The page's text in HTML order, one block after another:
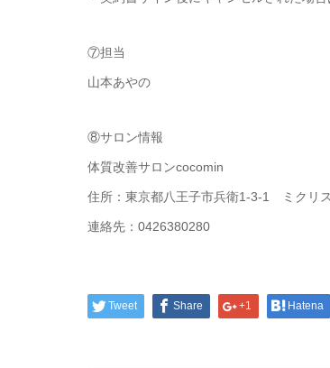
⑦担当
山本あやの
⑧サロン情報
体質改善サロンcocomin
住所：東京都八王子市兵衛1-3-1 ミクリ
連絡先：0426380280
Tweet Share +1 Hatena